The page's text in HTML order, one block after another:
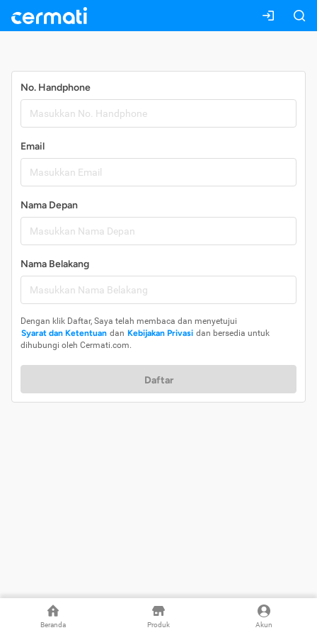
Beranda Produk Akun
No. Handphone
Email
Nama Depan
Nama Belakang
Dengan klik Daftar, Saya telah membaca dan menyetujui
Syarat dan Ketentuan dan Kebijakan Privasi dan bersedia untuk
dihubungi oleh Cermati.com.
Daftar